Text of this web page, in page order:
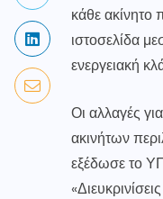
κάθε ακίνητο
ιστοσελίδα
ενεργειακή
Οι αλλαγές για
ακινήτων
εξέδωσε το